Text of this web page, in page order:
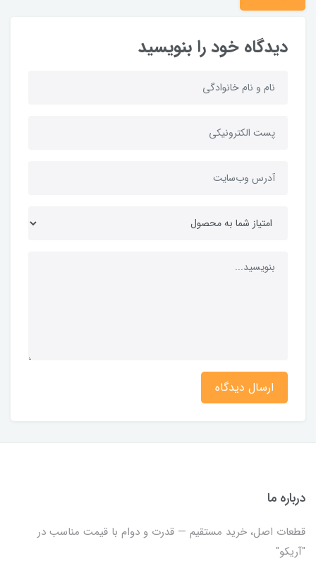
دیدگاه خود را بنویسید
ارسال دیدگاه
درباره ما
قطعات اصل، خرید مستقیم — قدرت و دوام با قیمت مناسب در
"آریکو"